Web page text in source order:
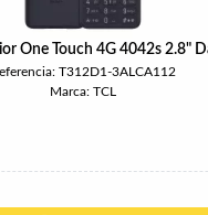
One Touch 4G 4042s 2.8"
T312D1-3ALCA112
Marca: TCL